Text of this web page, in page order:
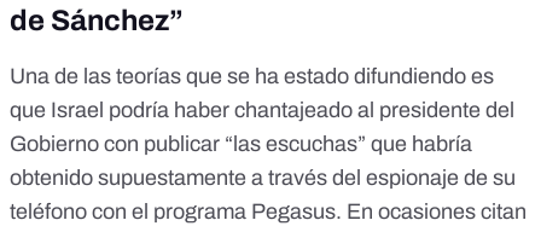
de Sánchez”
Una de las teorías que se ha estado difundiendo es
que Israel podría haber chantajeado al presidente del
Gobierno con publicar “las escuchas” que habría
obtenido supuestamente a través del espionaje de su
teléfono con el programa Pegasus. En ocasiones citan